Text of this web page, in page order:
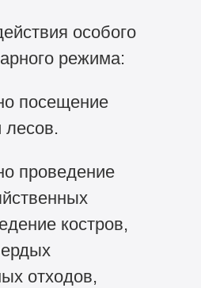
особого
режима:
посещение
лесов.
проведение
костров,
отходов,